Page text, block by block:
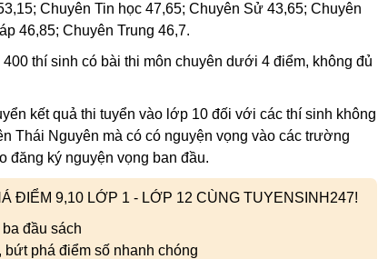
Chuyên Tin học 47,65; Chuyên Sử 43,65; Chuyên
46,85; Chuyên Trung 46,7.
thí sinh có bài thi môn chuyên dưới 4 điểm, không đủ
kết quả thi tuyển vào lớp 10 đối với các thí sinh không
Thái Nguyên mà có có nguyện vọng vào các trường
đăng ký nguyện vọng ban đầu.
ĐIỂM 9,10 LỚP 1 - LỚP 12 CÙNG TUYENSINH247!
đầu sách
phá điểm số nhanh chóng